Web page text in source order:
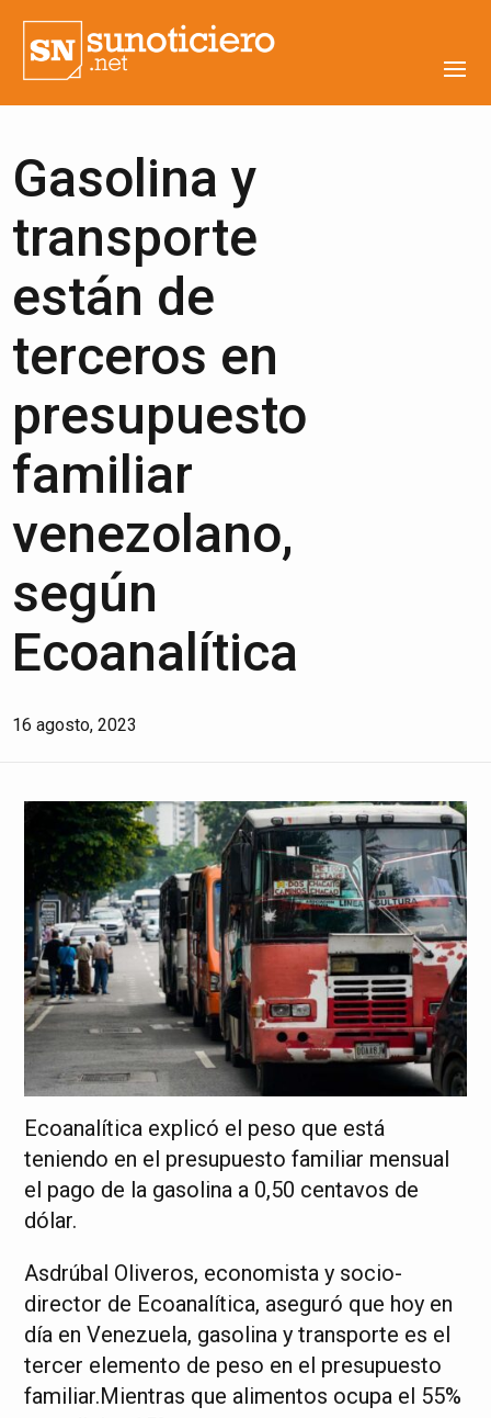
Gasolina y
transporte
están de
terceros en
presupuesto
familiar
venezolano,
según
Ecoanalítica
16 agosto, 2023
Ecoanalítica explicó el peso que está
teniendo en el presupuesto familiar mensual
el pago de la gasolina a 0,50 centavos de
dólar.
Asdrúbal Oliveros, economista y socio-
director de Ecoanalítica, aseguró que hoy en
día en Venezuela, gasolina y transporte es el
tercer elemento de peso en el presupuesto
familiar.Mientras que alimentos ocupa el 55%